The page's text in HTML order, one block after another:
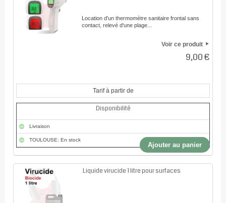
Location d'un thermomètre sanitaire frontal sans
contact, relevé d'une plage...
Voir ce produit
9,00 €
Tarif à partir de
Disponibilité
Livraison
TOULOUSE: En stock
Ajouter au panier
Liquide virucide 1 litre pour surfaces